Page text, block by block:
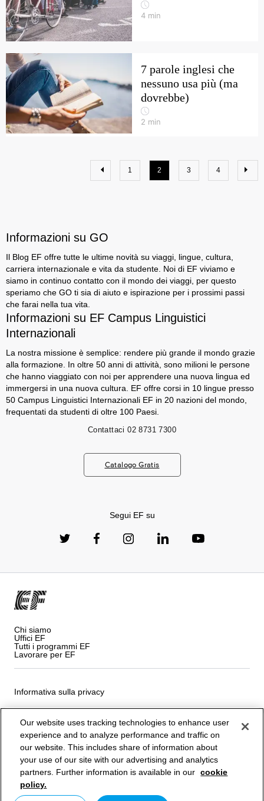
4 min
7 parole inglesi che
nessuno usa più (ma
dovrebbe)
2 min
1 2 3 4
Informazioni su GO
Il Blog EF offre tutte le ultime novità su viaggi, lingue, cultura,
carriera internazionale e vita da studente. Noi di EF viviamo e
siamo in continuo contatto con il mondo dei viaggi, per questo
speriamo che GO ti sia di aiuto e ispirazione per i prossimi passi
che farai nella tua vita.
Informazioni su EF Campus Linguistici
Internazionali
La nostra missione è semplice: rendere più grande il mondo grazie
alla formazione. In oltre 50 anni di attività, sono milioni le persone
che hanno viaggiato con noi per apprendere una nuova lingua ed
immergersi in una nuova cultura. EF offre corsi in 10 lingue presso
50 Campus Linguistici Internazionali EF in 20 nazioni del mondo,
frequentati da studenti di oltre 100 Paesi.
Contattaci 02 8731 7300
Catalogo Gratis
Segui EF su
Chi siamo
Uffici EF
Tutti i programmi EF
Lavorare per EF
Informativa sulla privacy
Informativa sui cookies
Privacy Settings
Copyright © Signum International AG 2026. Tutti i diritti
riservati.
Our website uses tracking technologies to enhance user
experience and to analyze performance and traffic on
our website. This includes share of information about
your use of our site with our advertising and analytics
partners. Further information is available in our cookie
policy.